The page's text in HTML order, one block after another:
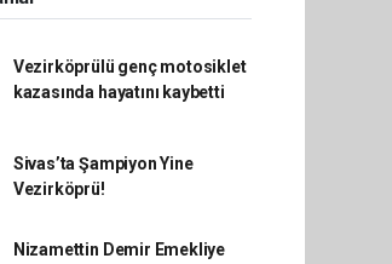
Vezirköprülü genç motosiklet
kazasında hayatını kaybetti
Sivas’ta Şampiyon Yine
Vezirköprü!
Nizamettin Demir Emekliye